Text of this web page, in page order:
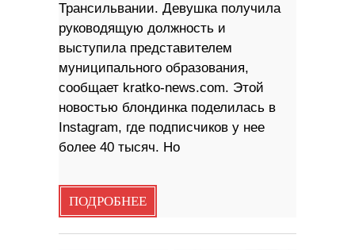
Трансильвании. Девушка получила
руководящую должность и
выступила представителем
муниципального образования,
сообщает kratko-news.com. Этой
новостью блондинка поделилась в
Instagram, где подписчиков у нее
более 40 тысяч. Но
ПОДРОБНЕЕ